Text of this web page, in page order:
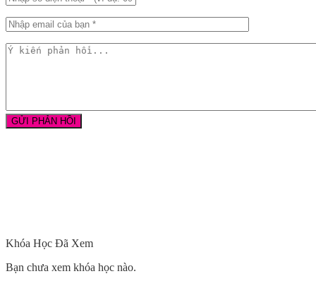
Khóa Học Đã Xem
Bạn chưa xem khóa học nào.